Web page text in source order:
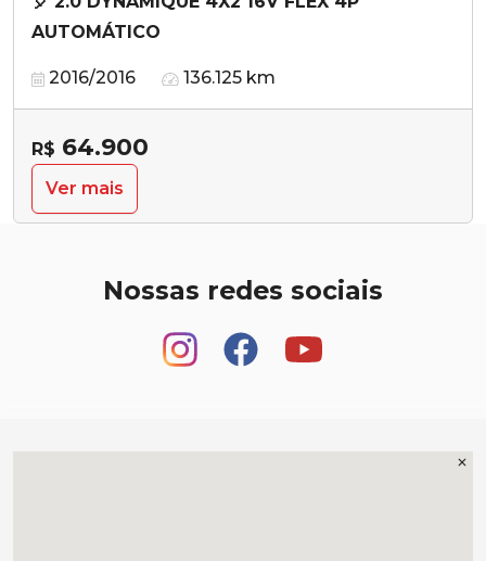
AUTOMÁTICO
2016/2016 136.125 km
R$ 64.900
Ver mais
Nossas redes sociais